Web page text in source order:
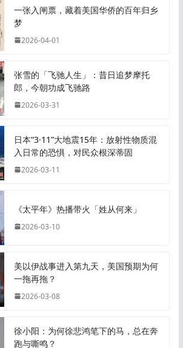
一张入闸票，藏着美国华侨的百年归乡
梦
2026-04-01
张雪的「飞驰人生」：昔日追梦摩托
郎，今朝功成飞驰路
2026-03-31
日本“3·11”大地震15年：放射性物质混
入日常的恐惧，对民众根深蒂固
2026-03-11
《太平年》热播带火「姓从何来」
2026-03-10
美以伊战事进入第九天，美国预期为何
一拖再拖？
2026-03-08
徐小阳：为何徐悲鸿笔下的马，总在奔
跑与嘶鸣？